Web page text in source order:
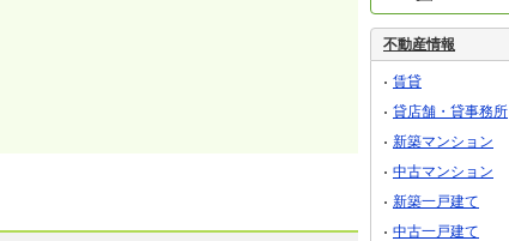
不動産情報
賃貸
貸店舗・貸事務所
新築マンション
中古マンション
新築一戸建て
中古一戸建て